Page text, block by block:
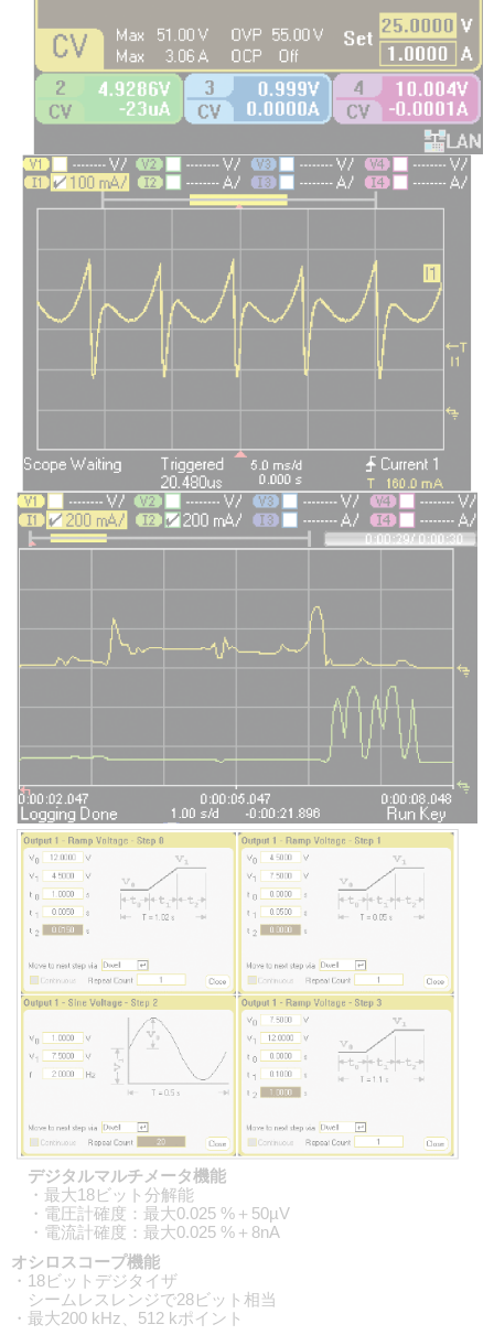
デジタルマルチメータ機能
・最大18ビット分解能
・電圧計確度：最大0.025 %＋50µV
・電流計確度：最大0.025 %＋8nA
オシロスコープ機能
・18ビットデジタイザ
シームレスレンジで28ビット相当
・最大200 kHz、512 kポイント